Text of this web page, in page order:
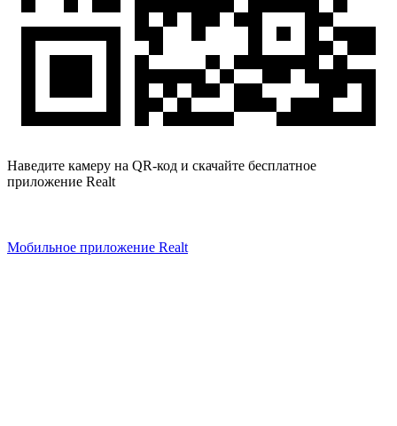
Наведите камеру на QR-код и скачайте бесплатное
приложение Realt
Мобильное приложение Realt